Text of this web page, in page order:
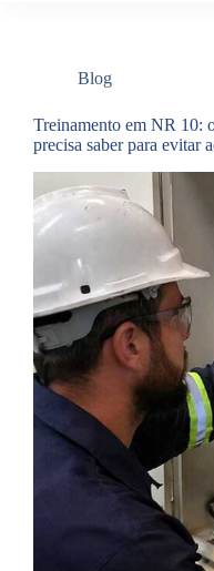
Blog
Treinamento em NR 10:
precisa saber para evitar